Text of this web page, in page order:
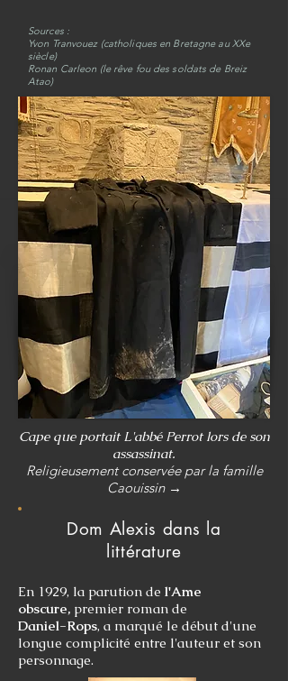
Sources :
Yvon Tranvouez (catholiques en Bretagne au XXe
siècle)
Ronan Carleon (le rêve fou des soldats de Breiz
Atao)
Cape que portaitL'abbé Perrotlors de son
assassinat.
Religieusement conservée par lafamille
Caouissin →
Dom Alexis dans la
littérature
En 1929, la parution de l'Ame
obscure, premier roman de
Daniel-Rops, a marqué le début d'une
longue complicité entre l'auteur et son
personnage.